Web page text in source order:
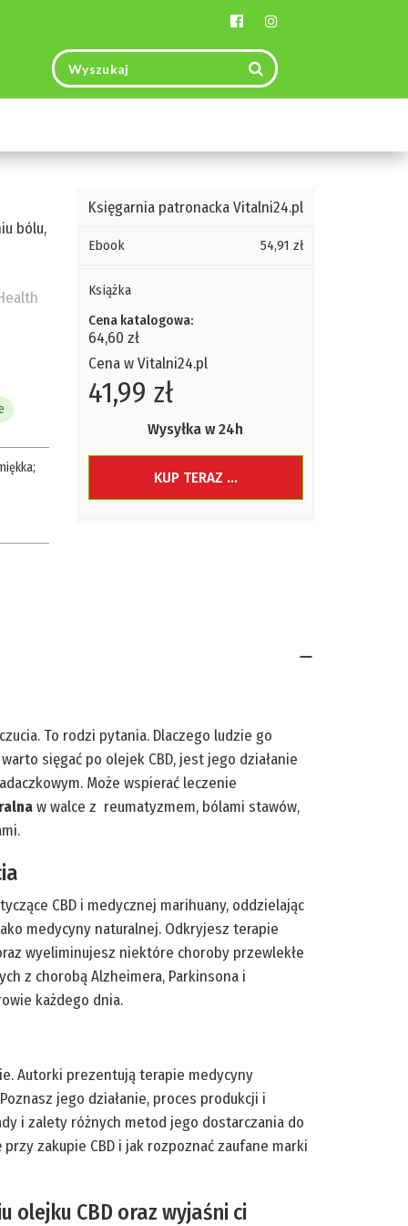
bólu,
;
Księgarnia patronacka Vitalni24.pl
Ebook 54,91 zł
Książka
Cena katalogowa:
64,60 zł
Cena w Vitalni24.pl
41,99 zł
Wysyłka w 24h
KUP TERAZ ...
To rodzi pytania. Dlaczego ludzie go
sięgać po olejek CBD, jest jego działanie
Może wspierać leczenie
w walce z reumatyzmem, bólami stawów,
CBD i medycznej marihuany, oddzielając
medycyny naturalnej. Odkryjesz terapie
wyeliminujesz niektóre choroby przewlekłe
z chorobą Alzheimera, Parkinsona i
każdego dnia.
Autorki prezentują terapie medycyny
jego działanie, proces produkcji i
i zalety różnych metod jego dostarczania do
zakupie CBD i jak rozpoznać zaufane marki
CBD oraz wyjaśni ci